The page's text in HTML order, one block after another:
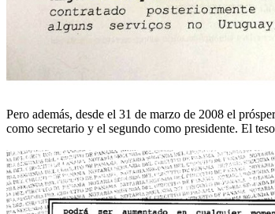
Pero además, desde el 31 de marzo de 2008 el
como secretario y el segundo como presidente. El